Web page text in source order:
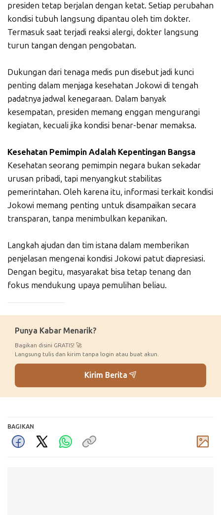
presiden tetap berjalan dengan ketat. Setiap perubahan
kondisi tubuh langsung dipantau oleh tim dokter.
Termasuk saat terjadi reaksi alergi, dokter langsung
turun tangan dengan pengobatan.
Dukungan dari tenaga medis pun disebut jadi kunci
penting dalam menjaga kesehatan Jokowi di tengah
padatnya jadwal kenegaraan. Dalam banyak
kesempatan, presiden memang enggan mengurangi
kegiatan, kecuali jika kondisi benar-benar memaksa.
Kesehatan Pemimpin Adalah Kepentingan Bangsa
Kesehatan seorang pemimpin negara bukan sekadar
urusan pribadi, tapi menyangkut stabilitas
pemerintahan. Oleh karena itu, informasi terkait kondisi
Jokowi memang penting untuk disampaikan secara
transparan, tanpa menimbulkan kepanikan.
Langkah ajudan dan tim istana dalam memberikan
penjelasan mengenai kondisi Jokowi patut diapresiasi.
Dengan begitu, masyarakat bisa tetap tenang dan
fokus mendukung upaya pemulihan beliau.
Punya Kabar Menarik?
Bagikan disini GRATIS! 🚀
Langsung tulis dan kirim tanpa login atau buat akun.
Kirim Berita
BAGIKAN